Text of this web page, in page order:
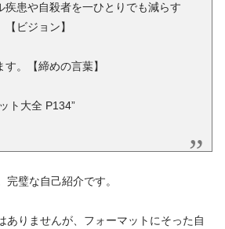
疾患や自殺者を一ひとりでも減らす
ビジョン】
。【締めの言葉】
ト大全 P134”
璧な自己紹介です。
ありませんが、フォーマットにそった自